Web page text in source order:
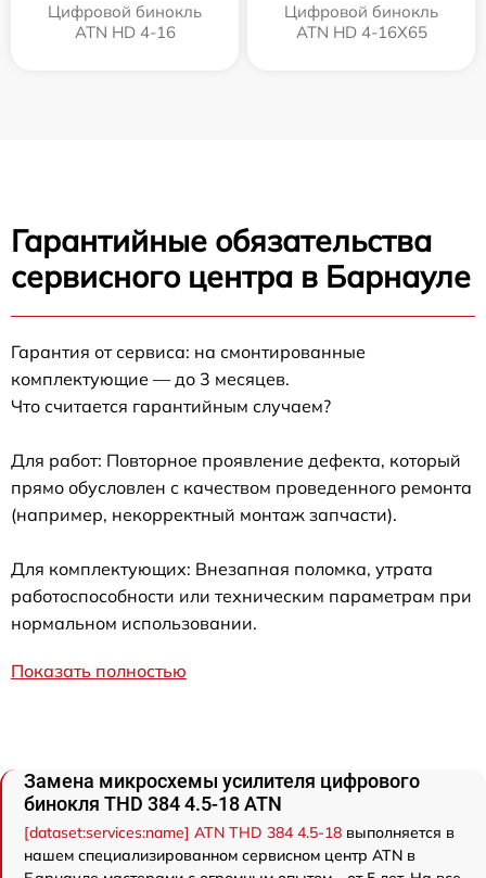
Цифровой бинокль
ATN HD 4-16
Цифровой бинокль
ATN HD 4-16X65
Гарантийные обязательства
сервисного центра в Барнауле
Гарантия от сервиса: на смонтированные
комплектующие — до 3 месяцев.
Что считается гарантийным случаем?
Для работ: Повторное проявление дефекта, который
прямо обусловлен с качеством проведенного ремонта
(например, некорректный монтаж запчасти).
Для комплектующих: Внезапная поломка, утрата
работоспособности или техническим параметрам при
нормальном использовании.
Показать полностью
Замена микросхемы усилителя цифрового
бинокля THD 384 4.5-18 ATN
[dataset:services:name] ATN THD 384 4.5-18 выполняется в
нашем специализированном сервисном центр ATN в